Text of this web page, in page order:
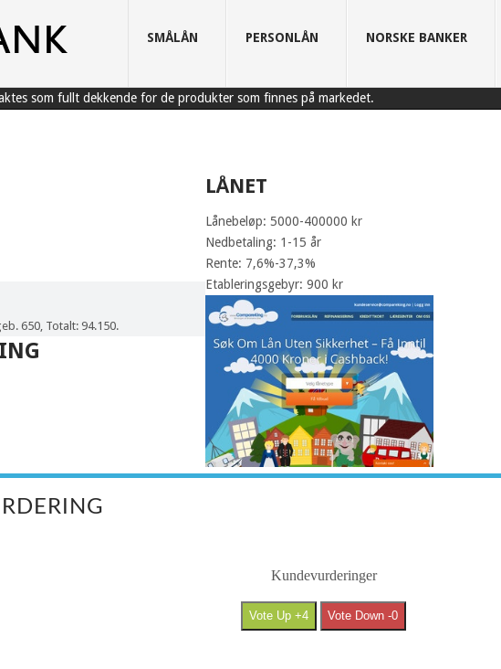
SMÅLÅN PERSONLÅN NORSKE BANKER
som fullt dekkende for de produkter som finnes på markedet.
LÅNET
Lånebeløp: 5000-400000 kr
Nedbetaling: 1-15 år
Rente: 7,6%-37,3%
Etableringsgebyr: 900 kr
650, Totalt: 94.150.
Kundevurderinger
Vote Up +4 Vote Down -0